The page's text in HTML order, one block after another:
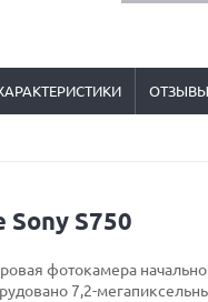
ОТЗЫВЫ
Sony S750
фотокамера
7,2-